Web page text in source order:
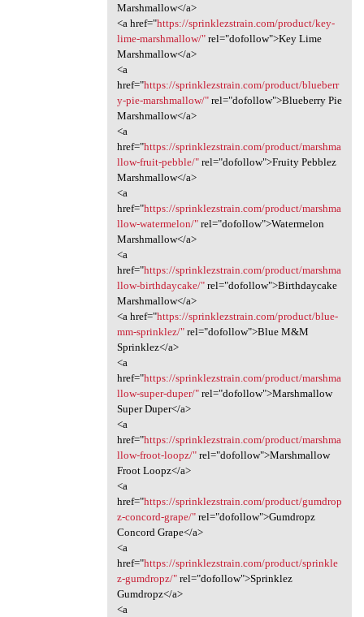
Marshmallow</a>
<a href="https://sprinklezstrain.com/product/key-
lime-marshmallow/"rel="dofollow">Key Lime
Marshmallow</a>
<a
href="https://sprinklezstrain.com/product/blueberr
y-pie-marshmallow/"rel="dofollow">Blueberry Pie
Marshmallow</a>
<a
href="https://sprinklezstrain.com/product/marshma
llow-fruit-pebble/"rel="dofollow">Fruity Pebblez
Marshmallow</a>
<a
href="https://sprinklezstrain.com/product/marshma
llow-watermelon/"rel="dofollow">Watermelon
Marshmallow</a>
<a
href="https://sprinklezstrain.com/product/marshma
llow-birthdaycake/"rel="dofollow">Birthdaycake
Marshmallow</a>
<a href="https://sprinklezstrain.com/product/blue-
mm-sprinklez/"rel="dofollow">Blue M&M
Sprinklez</a>
<a
href="https://sprinklezstrain.com/product/marshma
llow-super-duper/"rel="dofollow">Marshmallow
Super Duper</a>
<a
href="https://sprinklezstrain.com/product/marshma
llow-froot-loopz/"rel="dofollow">Marshmallow
Froot Loopz</a>
<a
href="https://sprinklezstrain.com/product/gumdrop
z-concord-grape/"rel="dofollow">Gumdropz
Concord Grape</a>
<a
href="https://sprinklezstrain.com/product/sprinkle
z-gumdropz/"rel="dofollow">Sprinklez
Gumdropz</a>
<a